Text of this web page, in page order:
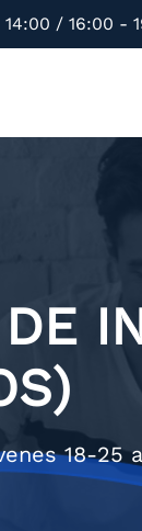
/ 16:00 -
18-25